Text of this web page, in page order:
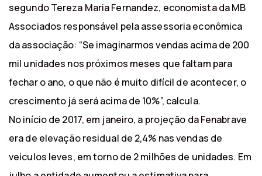
segundo Tereza Maria Fernandez, economista da MB
Associados responsável pela assessoria econômica
da associação: “Se imaginarmos vendas acima de 200
mil unidades nos próximos meses que faltam para
fechar o ano, o que não é muito difícil de acontecer, o
crescimento já será acima de 10%”, calcula.
No início de 2017, em janeiro, a projeção da Fenabrave
era de elevação residual de 2,4% nas vendas de
veículos leves, em torno de 2 milhões de unidades. Em